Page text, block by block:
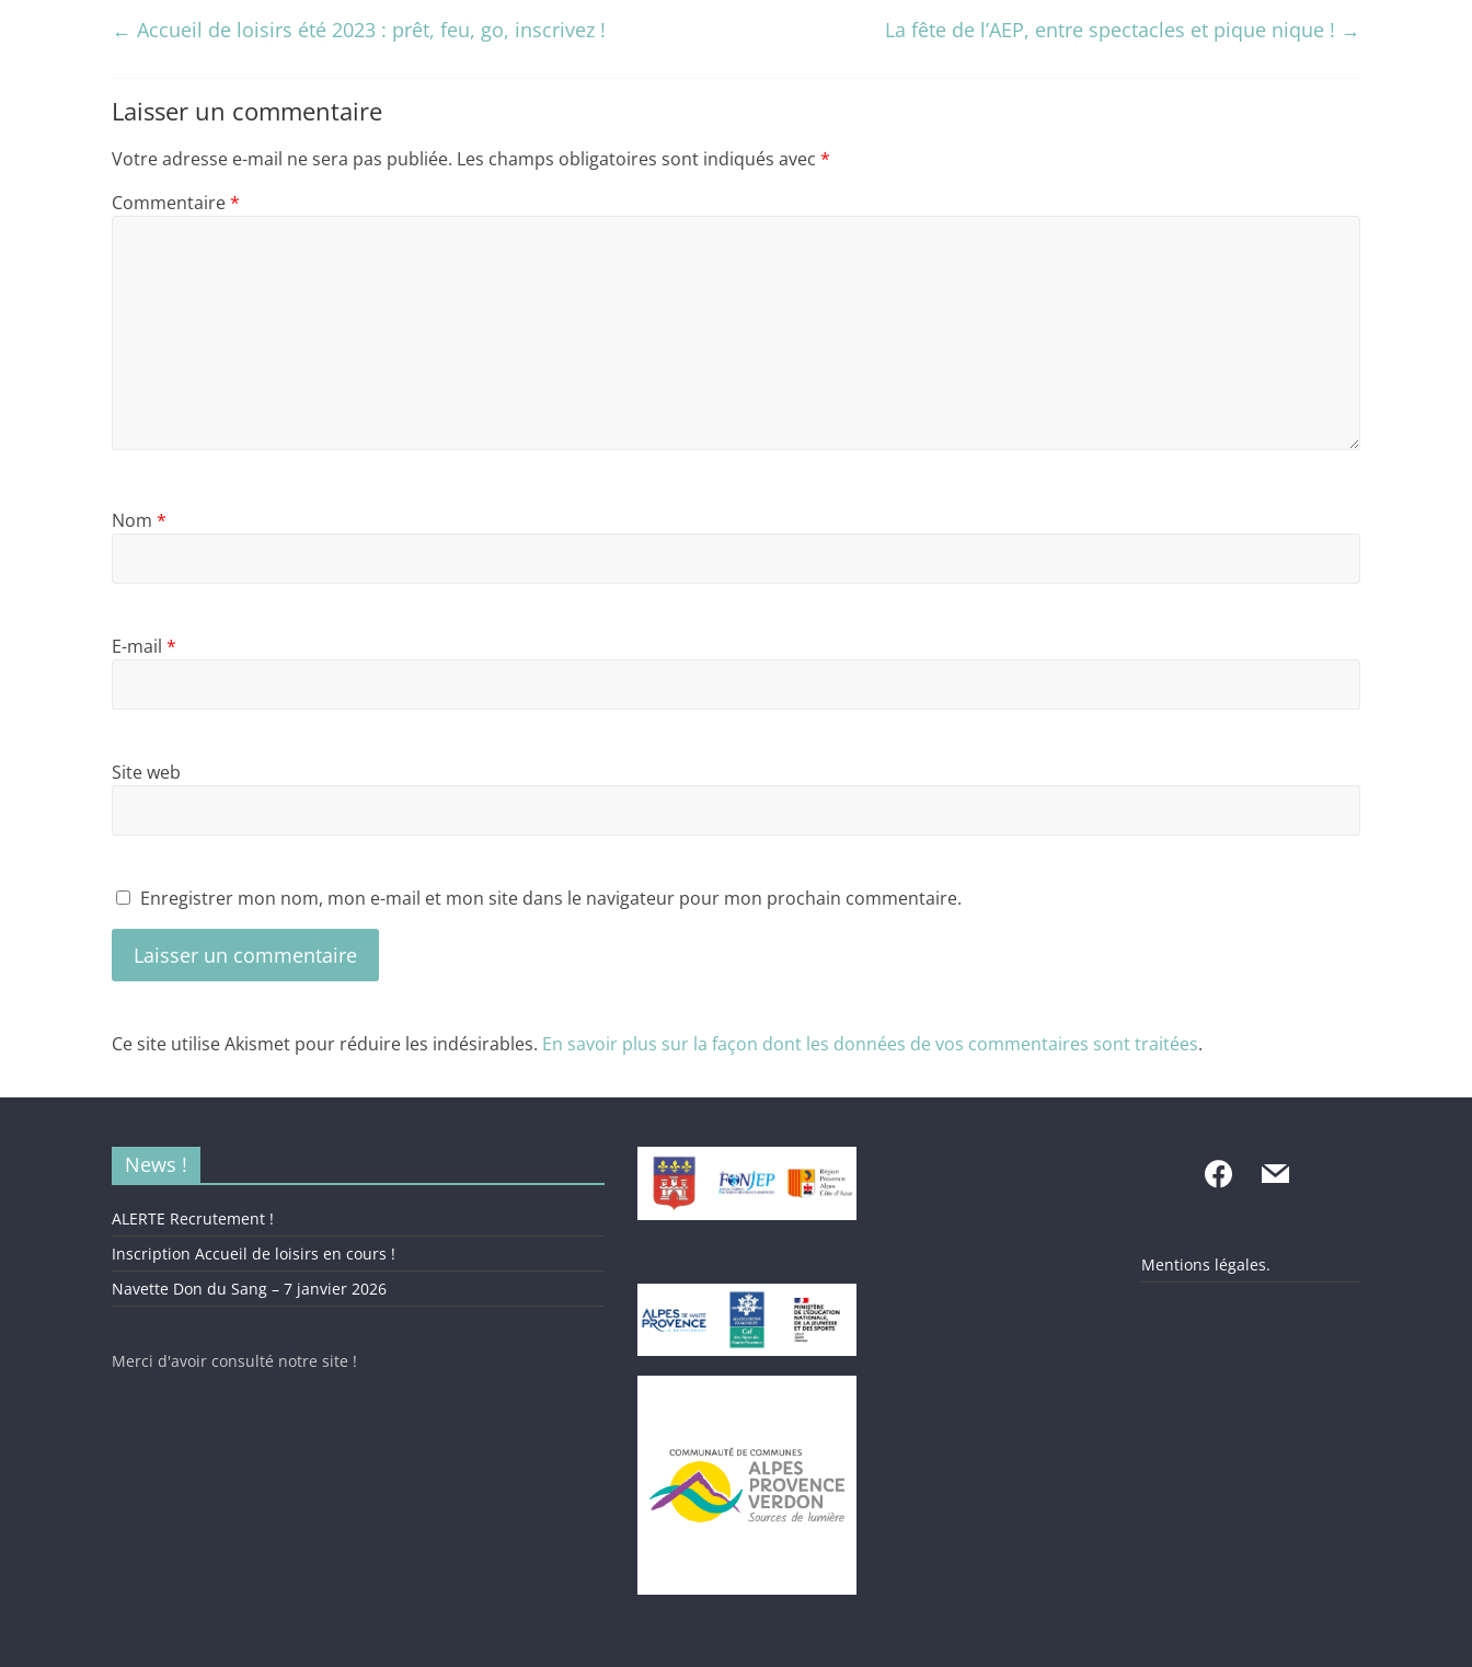
← Accueil de loisirs été 2023 : prêt, feu, go, inscrivez ! La fête de l’AEP, entre spectacles et pique nique ! →
Laisser un commentaire
Votre adresse e-mail ne sera pas publiée. Les champs obligatoires sont indiqués avec *
Commentaire*
Nom *
E-mail *
Site web
Enregistrer mon nom, mon e-mail et mon site dans le navigateur pour mon prochain commentaire.
Ce site utilise Akismet pour réduire les indésirables. En savoir plus sur la façon dont les données de vos commentaires sont traitées.
News !
ALERTE Recrutement !
Inscription Accueil de loisirs en cours !
Navette Don du Sang – 7 janvier 2026
Merci d'avoir consulté notre site !
Mentions légales.